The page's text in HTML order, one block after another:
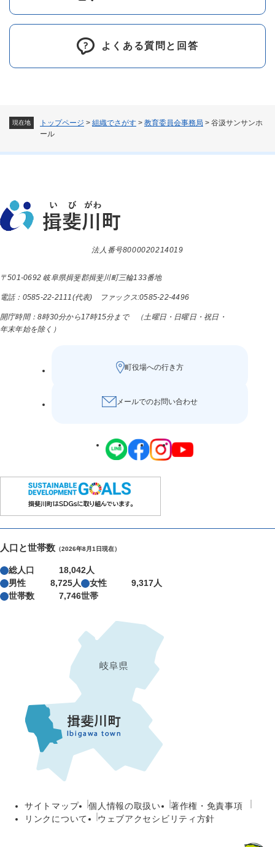
現在地 トップページ > 組織でさがす > 教育委員会事務局 > 谷汲サンサンホ
ール
よくある質問と回答
法人番号8000020214019
〒501-0692 岐阜県揖斐郡揖斐川町三輪133番地
電話：0585-22-2111(代表) ファックス:0585-22-4496
開庁時間：8時30分から17時15分まで （土曜日・日曜日・祝日・
年末年始を除く）
町役場への行き方
メールでのお問い合わせ
人口と世帯数 （2026年8月1日現在）
総人口
18,042人
男性
8,725人 女性
9,317人
世帯数
7,746世帯
サイトマップ 個人情報の取扱い
著作権・免責事項
リンクについて
ウェブアクセシビリティ方針